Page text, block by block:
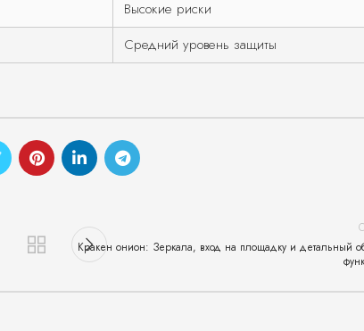
Высокие риски
Средний уровень защиты
Кракен онион: Зеркала, вход на площадку и детальный